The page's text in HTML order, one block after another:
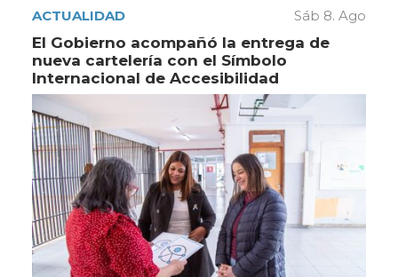
ACTUALIDAD Sáb 8. Ago
El Gobierno acompañó la entrega de
nueva cartelería con el Símbolo
Internacional de Accesibilidad